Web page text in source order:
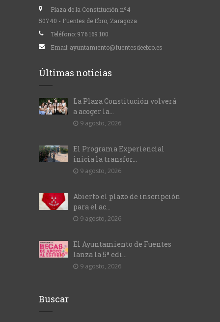
Plaza de la Constitución nº4
50740 - Fuentes de Ebro, Zaragoza
Teléfono: 976 169 100
Email: ayuntamiento@fuentesdeebro.es
Últimas noticias
La Plaza Constitución volverá
a acoger la...
9 agosto, 2026
El Programa Experiencial
inicia la transfor...
9 agosto, 2026
Abierto el plazo de inscripción
para el ac...
9 agosto, 2026
El Ayuntamiento de Fuentes
lanza la 5ª edi...
9 agosto, 2026
Buscar